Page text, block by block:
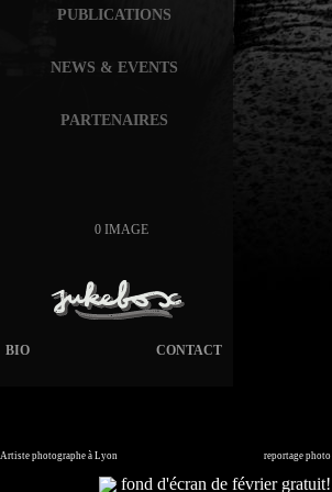
PUBLICATIONS
NEWS & EVENTS
PARTENAIRES
0 IMAGE
CONTACT
BIO
fond d'écran de février gratuit!
Artiste photographe à Lyon reportage photo